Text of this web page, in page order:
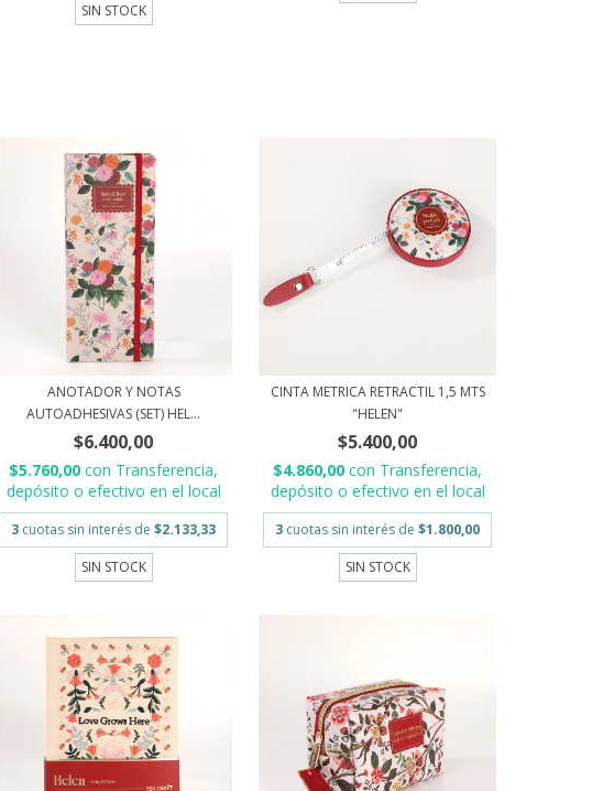
SIN STOCK
ANOTADOR Y NOTAS
AUTOADHESIVAS (SET) HEL...
$6.400,00
$5.760,00con Transferencia,
depósito o efectivo en el local
3 cuotas sin interés de$2.133,33
SIN STOCK
CINTA METRICA RETRACTIL 1,5 MTS
"HELEN"
$5.400,00
$4.860,00con Transferencia,
depósito o efectivo en el local
3 cuotas sin interés de$1.800,00
SIN STOCK